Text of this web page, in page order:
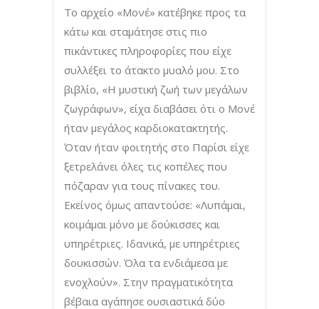
Το αρχείο «Μονέ» κατέβηκε προς τα
κάτω και σταμάτησε στις πιο
πικάντικες πληροφορίες που είχε
συλλέξει το άτακτο μυαλό μου. Στο
βιβλίο, «Η μυστική ζωή των μεγάλων
ζωγράφων», είχα διαβάσει ότι ο Μονέ
ήταν μεγάλος καρδιοκατακτητής.
Όταν ήταν φοιτητής στο Παρίσι είχε
ξετρελάνει όλες τις κοπέλες που
πόζαραν για τους πίνακες του.
Εκείνος όμως απαντούσε: «Λυπάμαι,
κοιμάμαι μόνο με δούκισσες και
υπηρέτριες. Ιδανικά, με υπηρέτριες
δουκισσών. Όλα τα ενδιάμεσα με
ενοχλούν». Στην πραγματικότητα
βέβαια αγάπησε ουσιαστικά δύο